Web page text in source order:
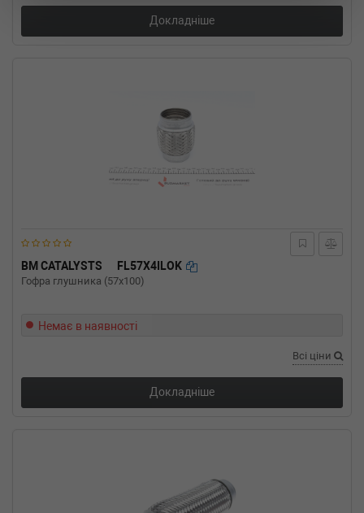
Докладніше
BM CATALYSTS FL57X4ILOK
Гофра глушника (57x100)
Немає в наявності
Всі ціни
Докладніше